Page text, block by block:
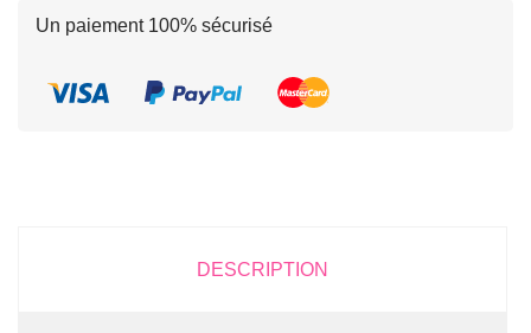
Un paiement 100% sécurisé
DESCRIPTION